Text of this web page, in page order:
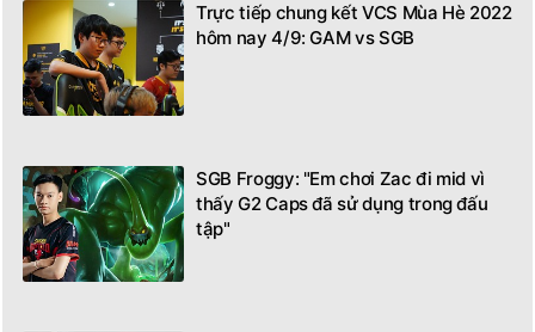
Trực tiếp chung kết VCS Mùa Hè 2022
hôm nay 4/9: GAM vs SGB
SGB Froggy: "Em chơi Zac đi mid vì
thấy G2 Caps đã sử dụng trong đấu
tập"